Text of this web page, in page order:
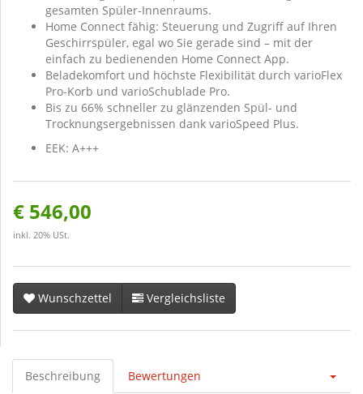
gesamten Spüler-Innenraums.
Home Connect fähig: Steuerung und Zugriff auf Ihren
Geschirrspüler, egal wo Sie gerade sind – mit der
einfach zu bedienenden Home Connect App.
Beladekomfort und höchste Flexibilität durch varioFlex
Pro-Korb und varioSchublade Pro.
Bis zu 66% schneller zu glänzenden Spül- und
Trocknungsergebnissen dank varioSpeed Plus.
EEK: A+++
€ 546,00
inkl. 20% USt.
Wunschzettel Vergleichsliste
Beschreibung Bewertungen